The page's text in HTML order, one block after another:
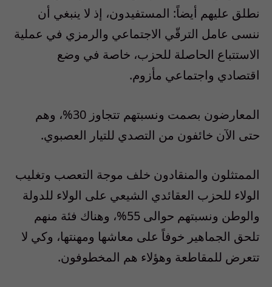
نطلق عليهم أيضاً: المستفيدون، إذ لا ينبغي أن
ننسى عامل الترقّي الاجتماعي والرمزي في عملية
الاستتباع الحاصلة للحزب، خاصة في وضع
اقتصادي واجتماعي مأزوم.
المعارضون بصمت ونسبتهم تتجاوز 30%، وهم
حتى الآن خائفون من التصدي للتيار العصبوي.
الممتثلون والمنقادون خلف موجة التعصب وتغليب
الولاء للحزب العقائدي الشيعي على الولاء للدولة
والوطن ونسبتهم حوالى 55%، وهناك فئة منهم
تلحق الجماهير خوفاً على معاشها ومهنتها، وكي لا
تتعرض للمقاطعة وهؤلاء هم المخطوفون.